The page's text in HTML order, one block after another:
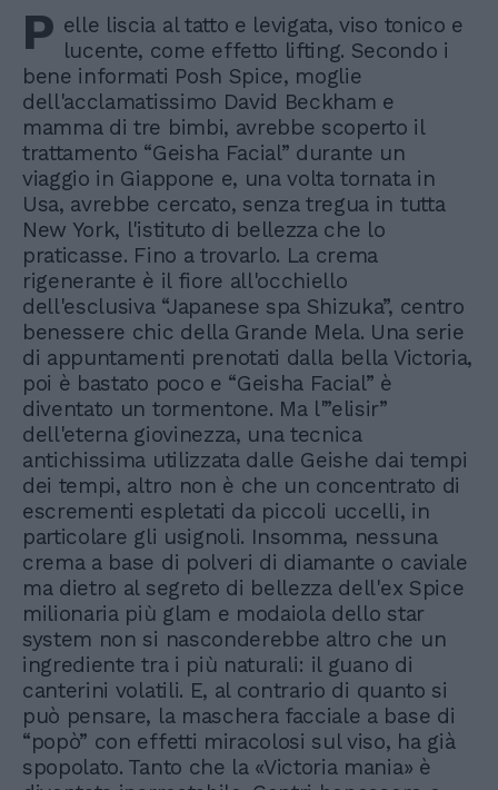
P elle liscia al tatto e levigata, viso tonico e
lucente, come effetto lifting. Secondo i
bene informati Posh Spice, moglie
dell'acclamatissimo David Beckham e
mamma di tre bimbi, avrebbe scoperto il
trattamento “Geisha Facial” durante un
viaggio in Giappone e, una volta tornata in
Usa, avrebbe cercato, senza tregua in tutta
New York, l'istituto di bellezza che lo
praticasse. Fino a trovarlo. La crema
rigenerante è il fiore all'occhiello
dell'esclusiva “Japanese spa Shizuka”, centro
benessere chic della Grande Mela. Una serie
di appuntamenti prenotati dalla bella Victoria,
poi è bastato poco e “Geisha Facial” è
diventato un tormentone. Ma l'”elisir”
dell'eterna giovinezza, una tecnica
antichissima utilizzata dalle Geishe dai tempi
dei tempi, altro non è che un concentrato di
escrementi espletati da piccoli uccelli, in
particolare gli usignoli. Insomma, nessuna
crema a base di polveri di diamante o caviale
ma dietro al segreto di bellezza dell'ex Spice
milionaria più glam e modaiola dello star
system non si nasconderebbe altro che un
ingrediente tra i più naturali: il guano di
canterini volatili. E, al contrario di quanto si
può pensare, la maschera facciale a base di
“popò” con effetti miracolosi sul viso, ha già
spopolato. Tanto che la «Victoria mania» è